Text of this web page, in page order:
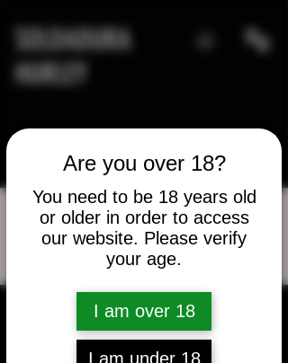
Are you over 18?
You need to be 18 years old
or older in order to access
our website. Please verify
your age.
I am over 18
I am under 18
SOLDADURA
HURLEY
Mensaje